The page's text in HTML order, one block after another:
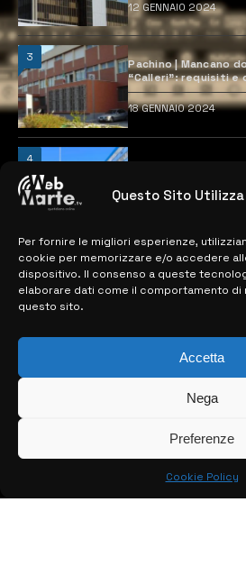
Questo Sito Utilizza
Per fornire le migliori esperienze,
cookie per memorizzare e/o accedere
dispositivo. Il consenso a queste
elaborare dati come il comportamento di
questo sito.
Accetta
Nega
Preferenze
Cookie Policy
12 GENNAIO 2024
3
Pachino | Mancano
“Calleri”: requisiti e
18 GENNAIO 2024
4
previste
MAPPA DEL SITO